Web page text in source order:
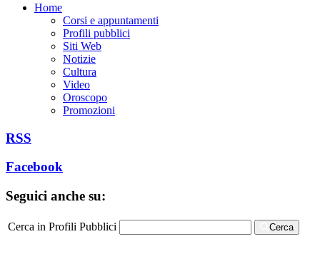
Home
Corsi e appuntamenti
Profili pubblici
Siti Web
Notizie
Cultura
Video
Oroscopo
Promozioni
RSS
Facebook
Seguici anche su:
Cerca in Profili Pubblici Cerca